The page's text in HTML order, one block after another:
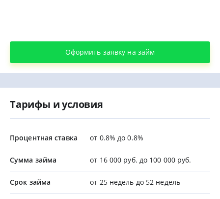
Оформить заявку на займ
Тарифы и условия
Процентная ставка от 0.8% до 0.8%
Сумма займа от 16 000 руб. до 100 000 руб.
Срок займа от 25 недель до 52 недель